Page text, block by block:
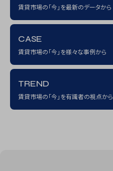
賃貸市場の「今」を最新のデータから
CASE
賃貸市場の「今」を様々な事例から
TREND
賃貸市場の「今」を有識者の視点から